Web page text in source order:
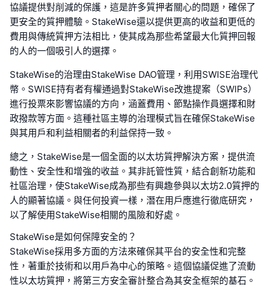
協議提供對削減的保護，這是許多質押者關心的問題，確保了
更安全的質押體驗。StakeWise還以提供更高的收益和更低的
費用與傳統質押方法相比，使其成為那些希望最大化質押回報
的人的一個吸引人的選擇。
StakeWise的治理由StakeWise DAO管理，利用SWISE治理代
幣。SWISE持有者有權通過對StakeWise改進提案（SWIPs）
進行投票來影響協議的方向，涵蓋費用、節點操作員選擇和財
政撥款等方面。這種社區主導的治理模式旨在確保StakeWise
與其用戶和利益相關者的利益保持一致。
總之，StakeWise是一個全面的以太坊質押解決方案，提供流
動性、安全性和增強的收益。其非託管性質，結合創新功能和
社區治理，使StakeWise成為那些有興趣參與以太坊2.0質押的
人的顯著協議。與任何投資一樣，潛在用戶應進行徹底研究，
以了解使用StakeWise相關的風險和好處。
StakeWise是如何保障安全的？
StakeWise採用多方面的方法來確保其平台的安全性和完整
性，著重於技術和以用戶為中心的策略。這個協議促進了流動
性以太坊質押，將第三方安全審計整合為其安全框架的基石。